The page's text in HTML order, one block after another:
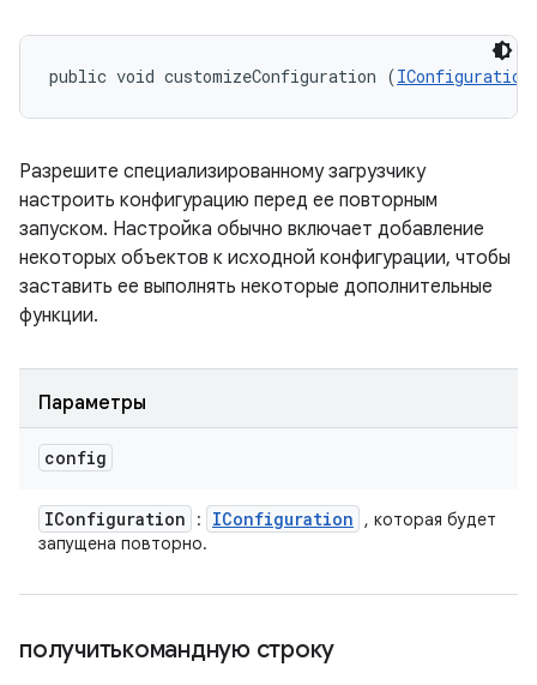
public void customizeConfiguration (IConfiguration
Разрешите специализированному загрузчику
настроить конфигурацию перед ее повторным
запуском. Настройка обычно включает добавление
некоторых объектов к исходной конфигурации, чтобы
заставить ее выполнять некоторые дополнительные
функции.
Параметры
config
IConfiguration : IConfiguration
, которая будет
запущена повторно.
получитькомандную строку